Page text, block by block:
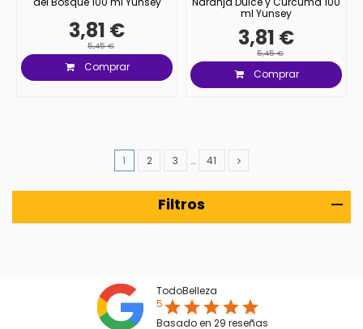
3,81 €
5,45 €
Comprar
ml Yunsey
3,81 €
5,45 €
Comprar
1 2 3 … 41
Filtros
TodoBelleza
5starstarstarstarstar
Basado en 29 reseñas